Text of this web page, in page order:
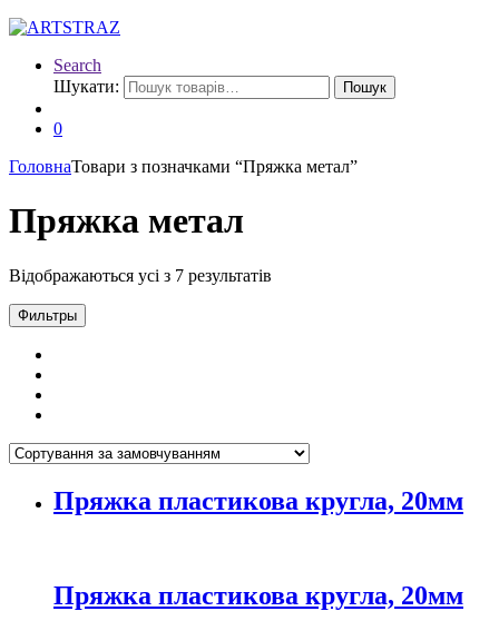
Search
Шукати:
Пошук
0
ГоловнаТовари з позначками “Пряжка метал”
Пряжка метал
Відображаються усі з 7 результатів
Фильтры
Пряжка пластикова кругла, 20мм
Пряжка пластикова кругла, 20мм